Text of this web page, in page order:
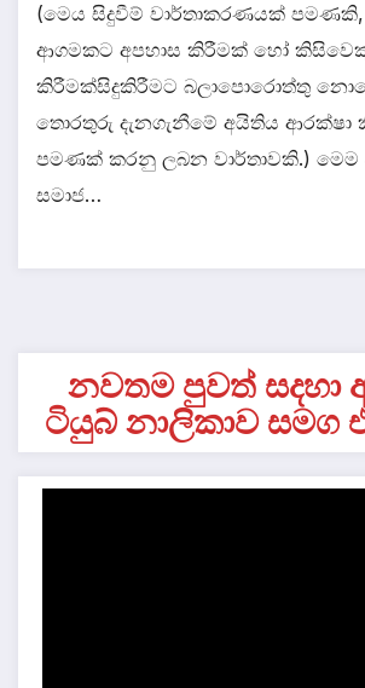
(මෙය සිදුවීම් වාර්තාකරණයක්
ආගමකට අපහාස කිරීමක් හෝ
කිරීමක්සිදුකිරීමට බලාපොරොත්තු
තොරතුරු දැනගැනීමේ අයිතිය ආරක්ෂා
පමණක් කරනු ලබන වාර්තාවකි.)
සමාජ…
නවතම පුවත් සදහා
ටියුබ් නාලිකාව සමග